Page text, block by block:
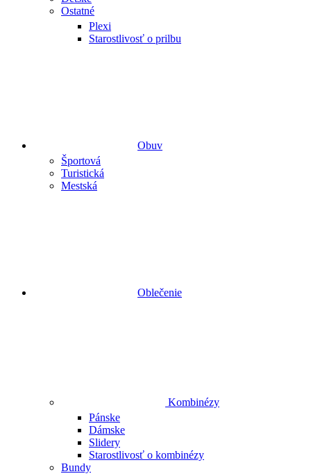
Ostatné
Plexi
Starostlivosť o prilbu
Obuv
Športová
Turistická
Mestská
Oblečenie
Kombinézy
Pánske
Dámske
Slidery
Starostlivosť o kombinézy
Bundy